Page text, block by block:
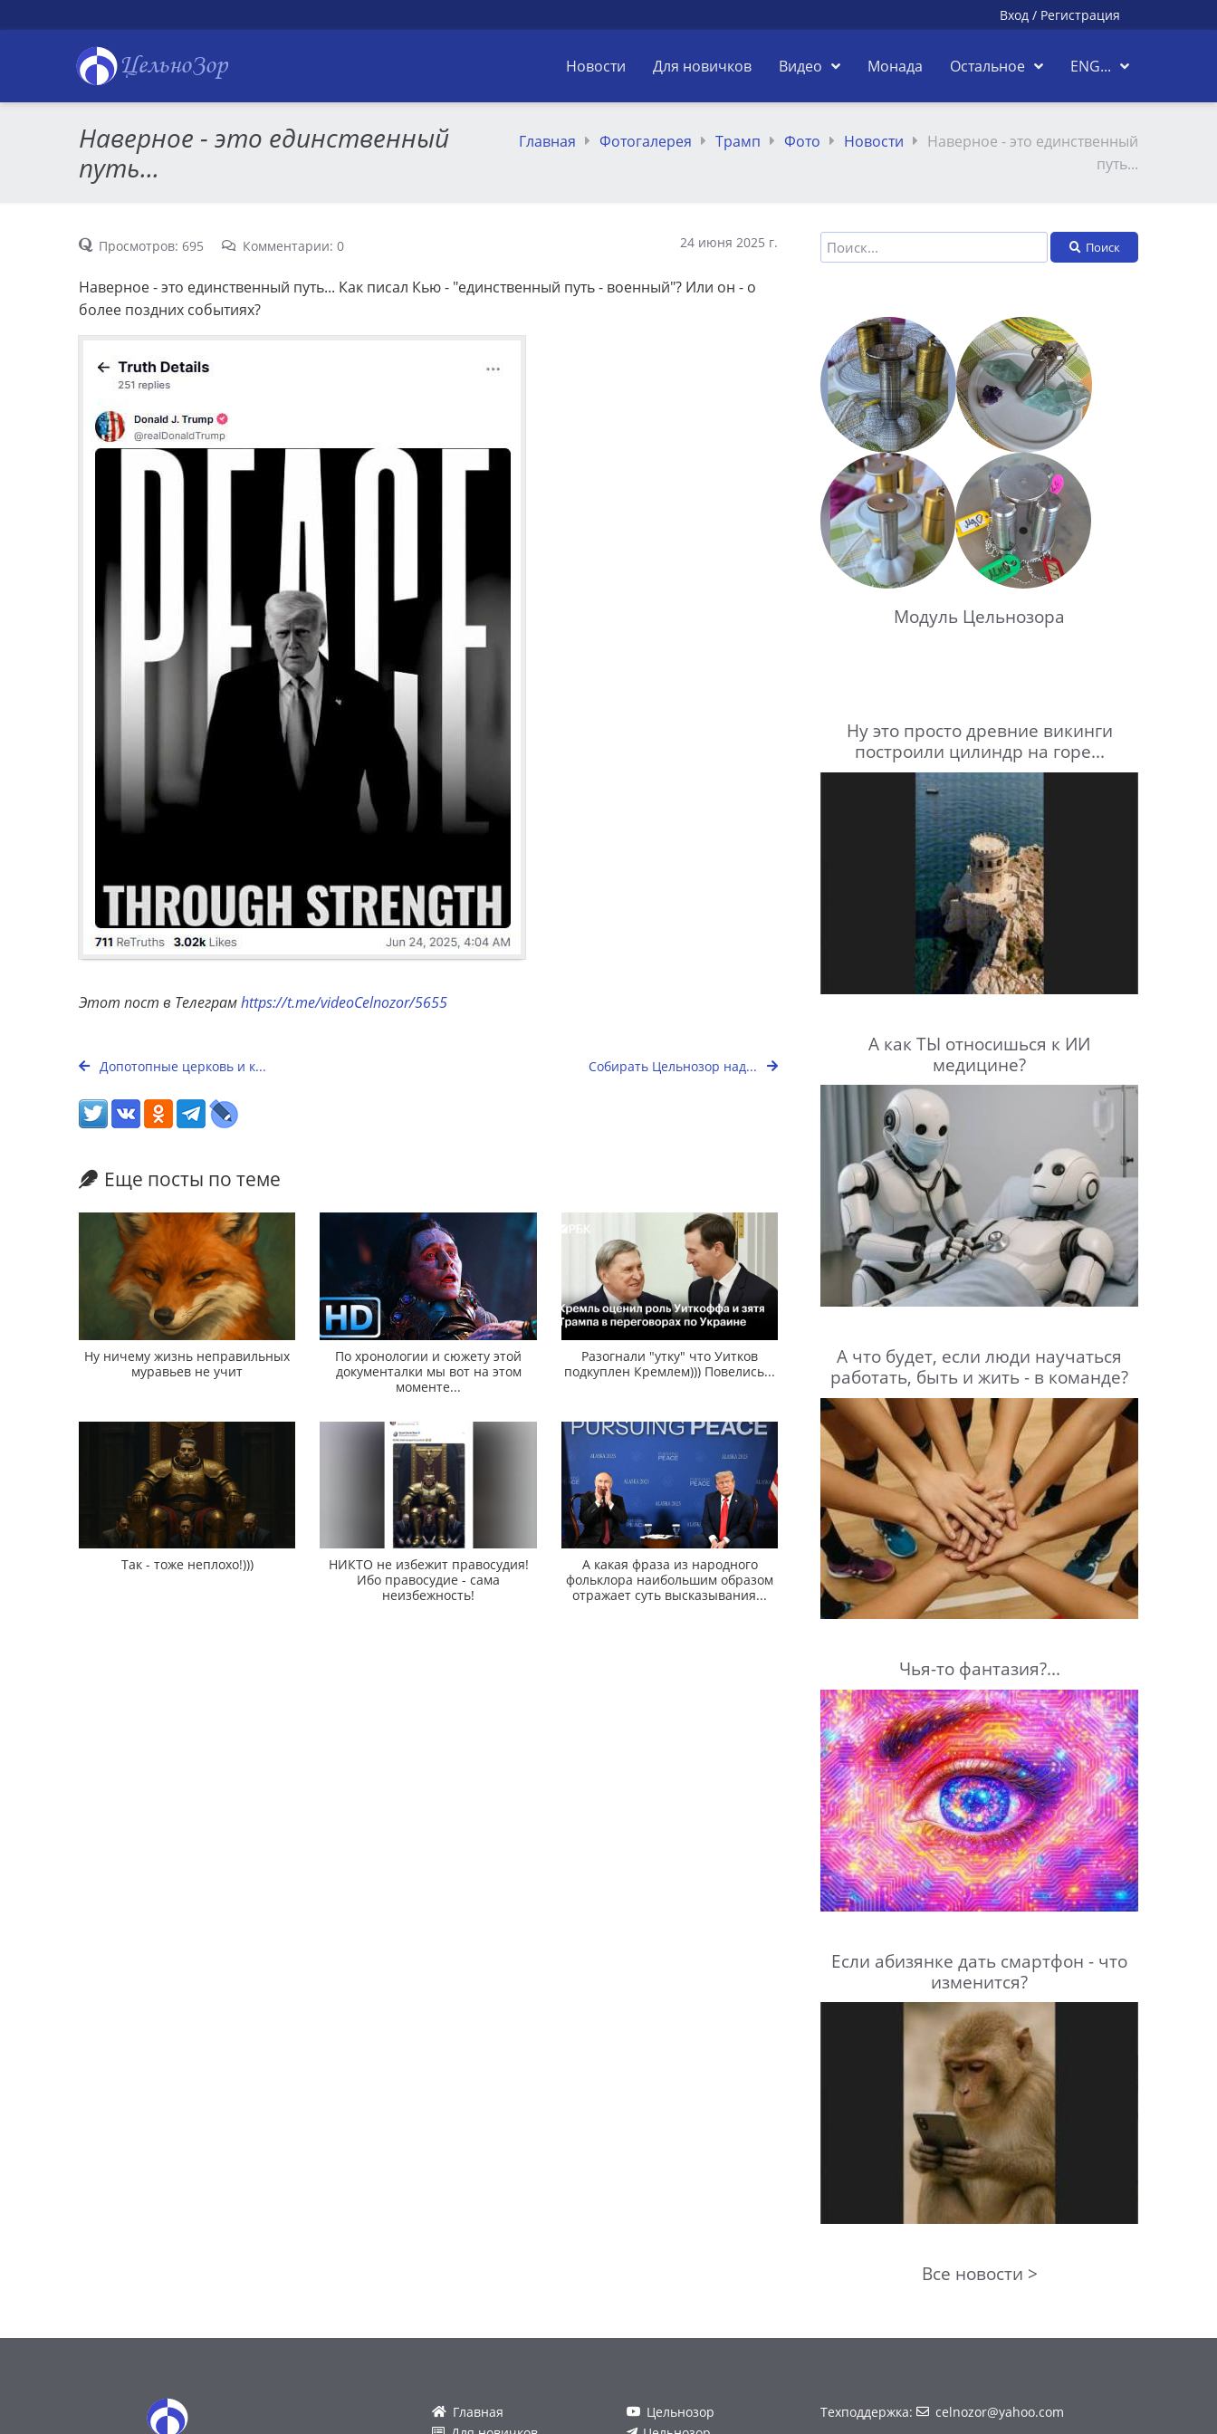
Вход / Регистрация
ЦельноЗор Новости Для новичков Видео Монада Остальное ENG...
Наверное - это единственный
путь...
Главная Фотогалерея Трамп Фото Новости
Наверное - это единственный
путь...
Просмотров: 695 Комментарии: 0 24 июня 2025 г.
Наверное - это единственный путь... Как писал Кью - "единственный путь - военный"? Или он - о
более поздних событиях?
Этот пост в Телеграмhttps://t.me/videoCelnozor/5655
Допотопные церковь и к... Собирать Цельнозор над...
Еще посты по теме
Ну ничему жизнь неправильных
муравьев не учит
По хронологии и сюжету этой
документалки мы вот на этом
моменте...
Разогнали "утку" что Уитков
подкуплен Кремлем))) Повелись...
Так - тоже неплохо!)))
НИКТО не избежит правосудия!
Ибо правосудие - сама
неизбежность!
А какая фраза из народного
фольклора наибольшим образом
отражает суть высказывания...
Поиск
Модуль Цельнозора
Ну это просто древние викинги
построили цилиндр на горе...
А как ТЫ относишься к ИИ
медицине?
А что будет, если люди научаться
работать, быть и жить - в команде?
Чья-то фантазия?...
Если абизянке дать смартфон - что
изменится?
Все новости >
Главная
Цельнозор
Техподдержка: celnozor@yahoo.com